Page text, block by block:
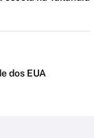
dos EUA